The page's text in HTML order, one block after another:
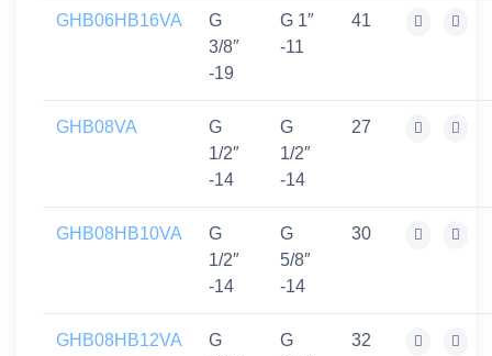
GHB06HB16VA
G
3/8″
-19
G 1″
-11
41
GHB08VA
G
1/2″
-14
G
1/2″
-14
27
GHB08HB10VA
G
1/2″
-14
G
5/8″
-14
30
GHB08HB12VA
G
G
32